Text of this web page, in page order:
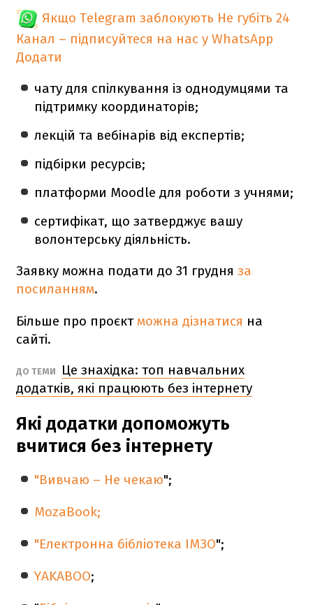
Якщо Telegram заблокують Не губіть 24
Канал – підписуйтеся на нас у WhatsApp
Додати
чату для спілкування із однодумцями та
підтримку координаторів;
лекцій та вебінарів від експертів;
підбірки ресурсів;
платформи Moodle для роботи з учнями;
сертифікат, що затверджує вашу
волонтерську діяльність.
Заявку можна подати до 31 грудня за
посиланням.
Більше про проєкт можна дізнатися на
сайті.
ДО ТЕМИ
Це знахідка: топ навчальних
додатків, які працюють без інтернету
Які додатки допоможуть
вчитися без інтернету
"Вивчаю – Не чекаю";
MozaBook;
"Електронна бібліотека ІМЗО";
YAKABOO;